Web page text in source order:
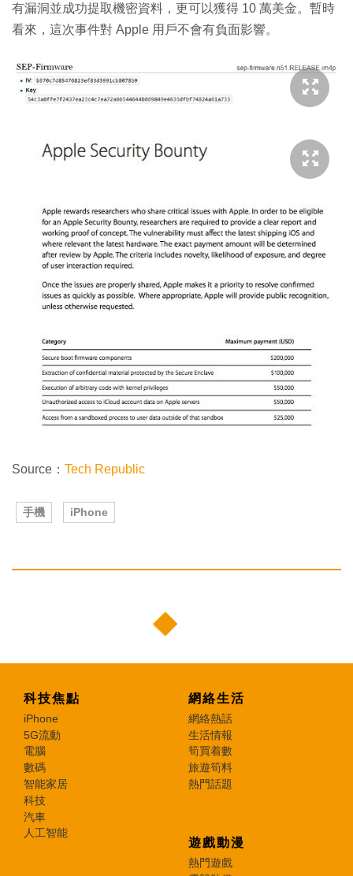
有漏洞並成功提取機密資料，更可以獲得 10 萬美金。暫時
看來，這次事件對 Apple 用戶不會有負面影響。
Source： Tech Republic
手機 iPhone
科技焦點
iPhone
5G流動
電腦
數碼
智能家居
科技
汽車
人工智能
網絡生活
網絡熱話
生活情報
筍買着數
旅遊筍料
熱門話題
遊戲動漫
熱門遊戲